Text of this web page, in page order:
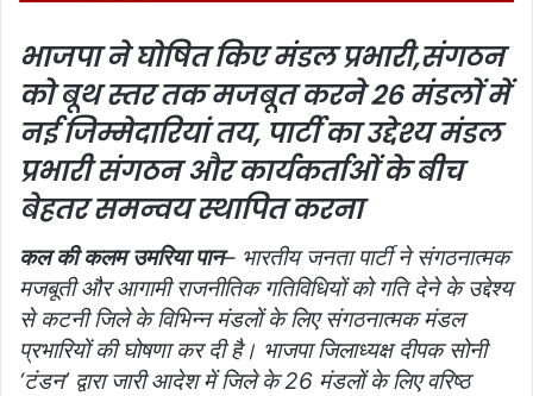
भाजपा ने घोषित किए मंडल प्रभारी,संगठन
को बूथ स्तर तक मजबूत करने 26 मंडलों में
नई जिम्मेदारियां तय, पार्टी का उद्देश्य मंडल
प्रभारी संगठन और कार्यकर्ताओं के बीच
बेहतर समन्वय स्थापित करना
कल की कलम उमरिया पान– भारतीय जनता पार्टी ने संगठनात्मक
मजबूती और आगामी राजनीतिक गतिविधियों को गति देने के उद्देश्य
से कटनी जिले के विभिन्न मंडलों के लिए संगठनात्मक मंडल
प्रभारियों की घोषणा कर दी है। भाजपा जिलाध्यक्ष दीपक सोनी
‘टंडन’ द्वारा जारी आदेश में जिले के 26 मंडलों के लिए वरिष्ठ